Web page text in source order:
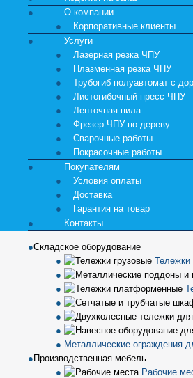
О компании
Корпоративные клиенты
Услуги
Лазерная резка ЧПУ
Плазменная резка ЧПУ
Трубогиб полуавтомат с
Листогибочный пресс ЧПУ
Ленточная пила
Фрезер ЧПУ по дереву
Сварочные работы
Покрасочные работы
Покупателям
Условия оплаты
Доставка
Гарантия на товар
Контакты
Складское оборудование
Тележки
Металлические ограждения
Производственная мебель
Рабочие